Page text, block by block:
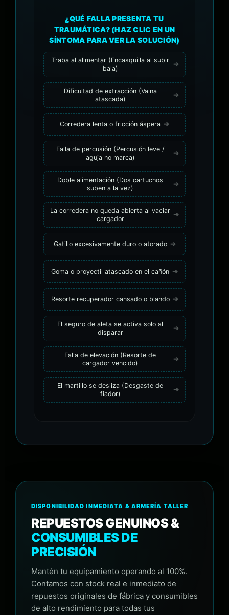
¿QUÉ FALLA PRESENTA TU
TRAUMÁTICA? (HAZ CLIC EN UN
SÍNTOMA PARA VER LA SOLUCIÓN)
Traba al alimentar (Encasquilla al subir
bala)
Dificultad de extracción (Vaina
atascada)
Corredera lenta o fricción áspera
Falla de percusión (Percusión leve /
aguja no marca)
Doble alimentación (Dos cartuchos
suben a la vez)
La corredera no queda abierta al vaciar
cargador
Gatillo excesivamente duro o atorado
Goma o proyectil atascado en el cañón
Resorte recuperador cansado o blando
El seguro de aleta se activa solo al
disparar
Falla de elevación (Resorte de
cargador vencido)
El martillo se desliza (Desgaste de
fiador)
DISPONIBILIDAD INMEDIATA & ARMERÍA TALLER
REPUESTOS GENUINOS &
CONSUMIBLES DE
PRECISIÓN
Mantén tu equipamiento operando al 100%.
Contamos con stock real e inmediato de
repuestos originales de fábrica y consumibles
de alto rendimiento para todas tus